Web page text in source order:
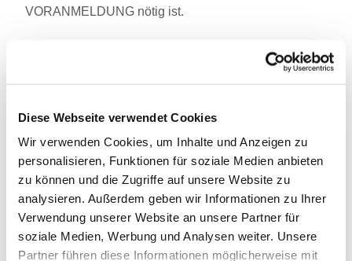
Diese Webseite verwendet Cookies
Wir verwenden Cookies, um Inhalte und Anzeigen zu
personalisieren, Funktionen für soziale Medien anbieten
zu können und die Zugriffe auf unsere Website zu
analysieren. Außerdem geben wir Informationen zu Ihrer
Verwendung unserer Website an unsere Partner für
soziale Medien, Werbung und Analysen weiter. Unsere
Partner führen diese Informationen möglicherweise mit
VORANMELDUNG nötig ist.